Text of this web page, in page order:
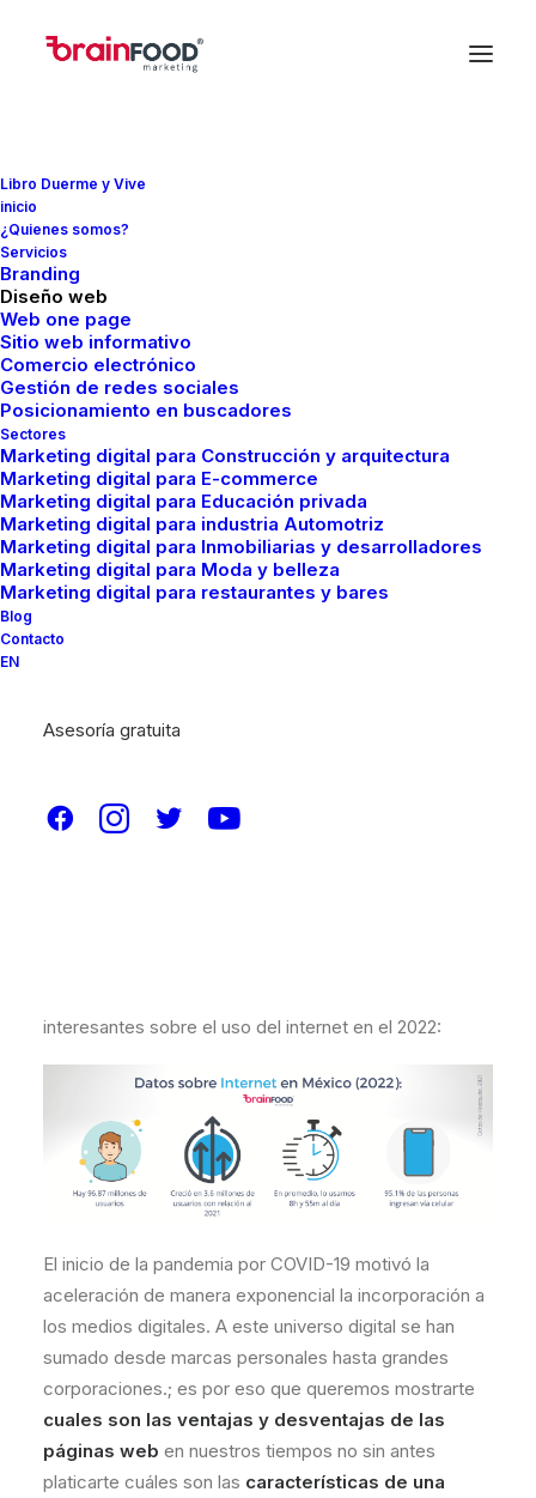
Libro Duerme y Vive
inicio
¿Quienes somos?
Servicios
Branding
Diseño web
Web one page
Sitio web informativo
Comercio electrónico
Gestión de redes sociales
Posicionamiento en buscadores
Sectores
Marketing digital para Construcción y arquitectura
Marketing digital para E-commerce
Marketing digital para Educación privada
Marketing digital para industria Automotriz
Marketing digital para Inmobiliarias y desarrolladores
Marketing digital para Moda y belleza
Marketing digital para restaurantes y bares
Blog
Contacto
EN
Asesoría gratuita
In Marketing
Conoce las ventajas y
desventajas de una
página web
FMCreador
¿Conoces acerca de las
las páginas web
interesantes sobre el uso del internet en el 2022:
El inicio de la pandemia por COVID-19 motivó la
aceleración de manera exponencial la incorporación a
los medios digitales. A este universo digital se han
sumado desde marcas personales hasta grandes
corporaciones.; es por eso que queremos mostrarte
cuales son las ventajas y desventajas de las
páginas web en nuestros tiempos no sin antes
platicarte cuáles son las características de una